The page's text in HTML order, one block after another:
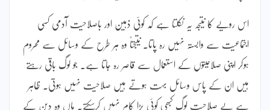
اس رویے کا نتیجہ یہ نکلتا ہے کہ کوئی ذہین اور باصلاحیت آدمی کسی
اجتماعیت سے وابستہ نہیں رہ پاتا۔ نتیجتاً وہ ہر طرح کے وسائل سے محروم
ہوکر اپنی صلاحیتوں کے استعمال سے قاصر رہ جاتا ہے۔ جو لوگ باقی رہتے
ہیں ان کے پاس وسائل بہت ہوتے ہیں صلاحیت نہیں ہوتی۔ ظاہر
ہے بے صلاحیت لوگ کبھی کوئی بڑا کام نہیں کرسکتے۔ ہاں وہ دین کے